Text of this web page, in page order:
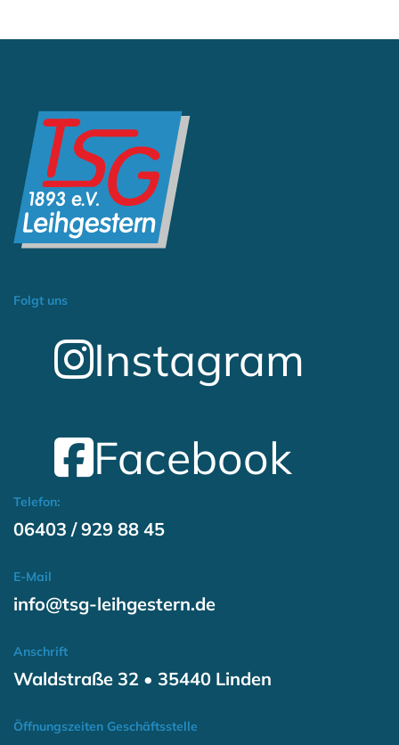
Folgt uns
Instagram
Facebook
Telefon:
06403 / 929 88 45
E-Mail
info@tsg-leihgestern.de
Anschrift
Waldstraße 32 • 35440 Linden
Öffnungszeiten Geschäftsstelle